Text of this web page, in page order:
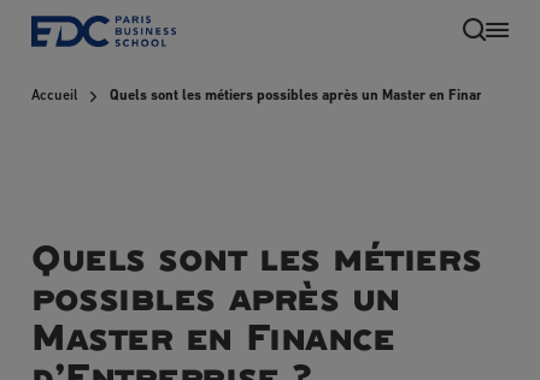
Aller
principal
Accueil Quels sont les métiers possibles après un Master en Finance
Quels sont les métiers
possibles après un
Master en Finance